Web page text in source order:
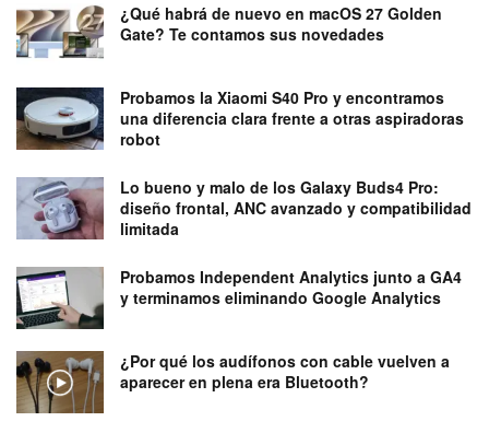
¿Qué habrá de nuevo en macOS 27 Golden
Gate? Te contamos sus novedades
Probamos la Xiaomi S40 Pro y encontramos
una diferencia clara frente a otras aspiradoras
robot
Lo bueno y malo de los Galaxy Buds4 Pro:
diseño frontal, ANC avanzado y compatibilidad
limitada
Probamos Independent Analytics junto a GA4
y terminamos eliminando Google Analytics
¿Por qué los audífonos con cable vuelven a
aparecer en plena era Bluetooth?